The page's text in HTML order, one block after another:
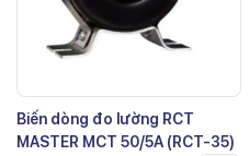
Biến dòng đo lường RCT
MASTER MCT 50/5A (RCT-35)